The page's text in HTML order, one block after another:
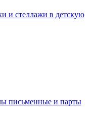
и стеллажи в детскую
письменные и парты